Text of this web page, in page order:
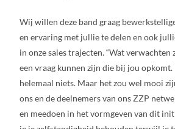
Wij willen deze band graag
en ervaring met jullie te delen en ook
in onze sales trajecten. “Wat verwachten
een vraag kunnen zijn die bij jou
helemaal niets. Maar het zou wel mooi
ons en de deelnemers van ons ZZP
en meedoen in het vormgeven van dit